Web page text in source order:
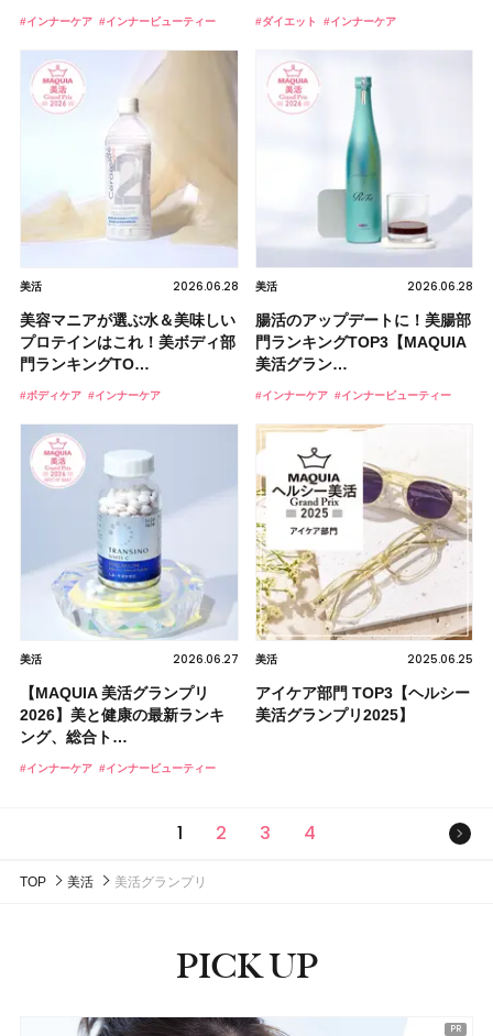
#インナーケア #インナービューティー #ダイエット #インナーケア
美活 2026.06.28
美容マニアが選ぶ水＆美味しい
プロテインはこれ！美ボディ部
門ランキングTO…
#ボディケア #インナーケア
美活 2026.06.28
腸活のアップデートに！美腸部
門ランキングTOP3【MAQUIA
美活グラン…
#インナーケア #インナービューティー
美活 2026.06.27
【MAQUIA 美活グランプリ
2026】美と健康の最新ランキ
ング、総合ト…
#インナーケア #インナービューティー
美活 2025.06.25
アイケア部門 TOP3【ヘルシー
美活グランプリ2025】
1 2 3 4 次の
TOP 美活 美活グランプリ
PICK UP